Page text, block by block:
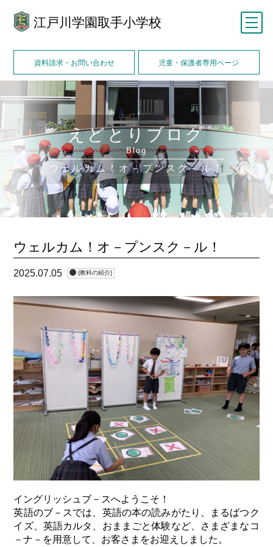
江戸川学園取手小学校
資料請求・お問い合わせ 児童・保護者専用ページ
えどとりブログ
Blog
ウェルカム！オ－プンスク－ル！
メニュー
ウェルカム！オ－プンスク－ル！
2025.07.05 {教科の紹介}
イングリッシュブ－スへようこそ！
英語のブ－スでは、英語の本の読みがたり、まるばつク
イズ、英語カルタ、おままごと体験など、さまざまなコ
－ナ－を用意して、お客さまをお迎えしました。